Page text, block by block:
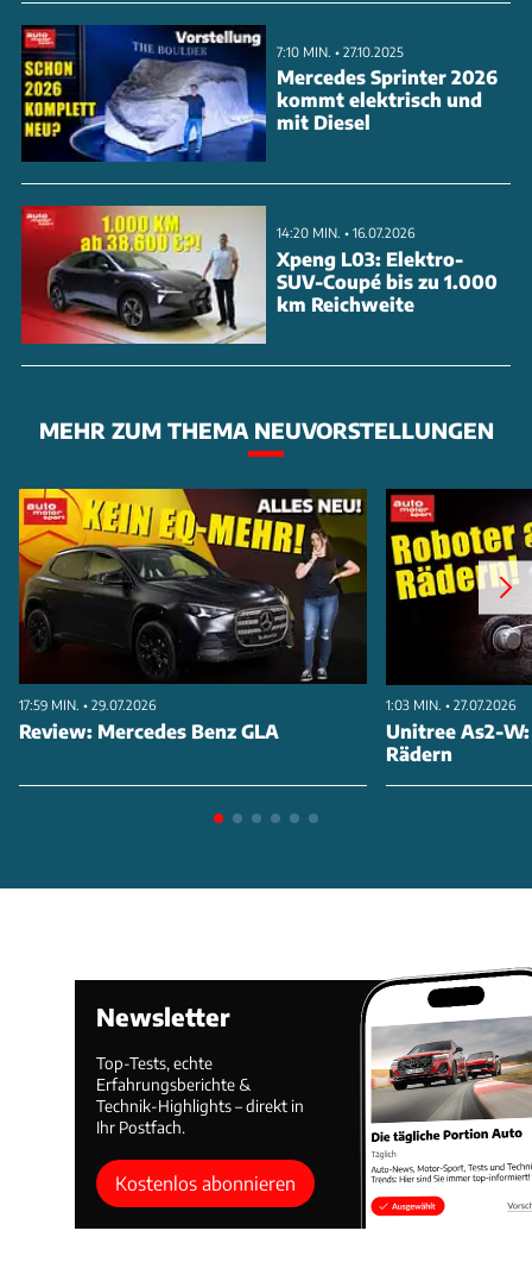
7:10 MIN. • 27.10.2025
Mercedes Sprinter 2026
kommt elektrisch und
mit Diesel
14:20 MIN. • 16.07.2026
Xpeng L03: Elektro-
SUV-Coupé bis zu 1.000
km Reichweite
MEHR ZUM THEMA NEUVORSTELLUNGEN
17:59 MIN. • 29.07.2026
Review: Mercedes Benz GLA
1:03 MIN. • 27.07.2026
Unitree As2-
Rädern
Newsletter
Top-Tests, echte
Erfahrungsberichte &
Technik-Highlights – direkt in
Ihr Postfach.
Kostenlos abonnieren